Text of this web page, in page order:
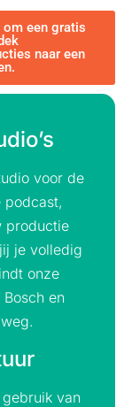
een gratis
naar een
voor de
podcast,
productie
je volledig
onze
en
gebruik van